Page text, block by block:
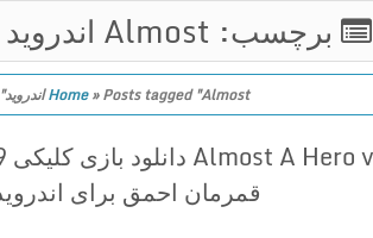
برچسب: Almost اندروید
Home»Posts tagged "Almost اندروید"
Almost A Hero v1.8.2 دانلود بازی کلیکی 9
قمرمان احمق برای اندروید